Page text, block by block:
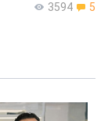
3594 5